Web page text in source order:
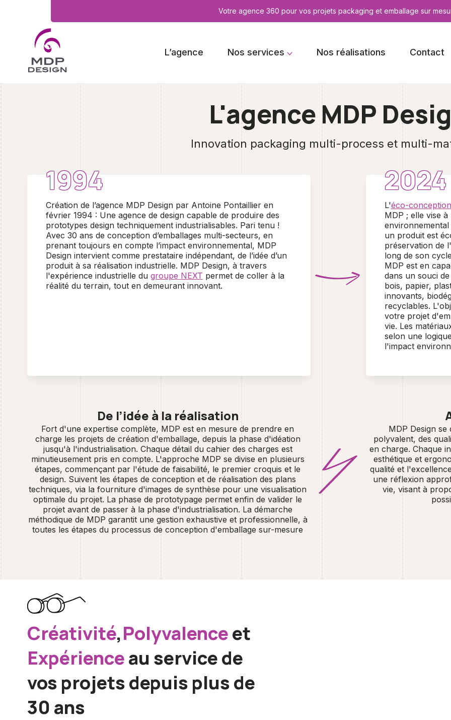
Votre agence 360 pour vos projets packaging et emballage sur
L’agence Nos services Nos réalisations Contact
L'agence MDP
Innovation packaging multi-process et multi-
1994
Création de l’agence MDP Design par Antoine Pontaillier en
février 1994 : Une agence de design capable de produire des
prototypes design techniquement industrialisables. Pari tenu !
Avec 30 ans de conception d’emballages multi-secteurs, en
prenant toujours en compte l’impact environnemental, MDP
Design intervient comme prestataire indépendant, de l’idée d’un
produit à sa réalisation industrielle. MDP Design, à travers
l'expérience industrielle du groupe NEXT permet de coller à la
réalité du terrain, tout en demeurant innovant.
2024
L'éco-conception
MDP ; elle vise
un produit est
préservation de
long de son
MDP est en
dans un souci
bois, papier,
innovants,
recyclables.
votre projet
vie. Les
selon une
l'impact
De l’idée à la réalisation
Fort d'une expertise complète, MDP est en mesure de prendre en
charge les projets de création d'emballage, depuis la phase d'idéation
jusqu'à l'industrialisation. Chaque détail du cahier des charges est
minutieusement pris en compte. L'approche MDP se divise en plusieurs
étapes, commençant par l'étude de faisabilité, le premier croquis et le
design. Suivent les étapes de conception et de réalisation des plans
techniques, via la fourniture d'images de synthèse pour une visualisation
optimale du projet. La phase de prototypage permet enfin de valider le
projet avant de passer à la phase d'industrialisation. La démarche
méthodique de MDP garantit une gestion exhaustive et professionnelle, à
toutes les étapes du processus de conception d'emballage sur-mesure
MDP Design
polyvalent, des
en charge. Chaque
esthétique et
qualité et
une réflexion
vie, visant à
Créativité,Polyvalenceet
Expérienceau service de
vos projets depuis plus de
30 ans